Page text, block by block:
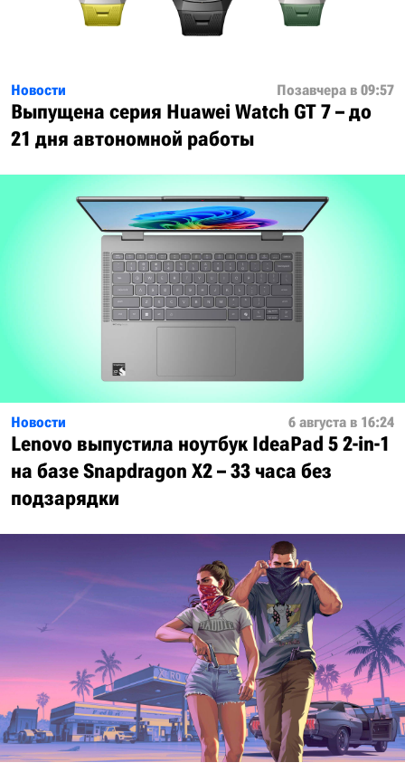
Новости Позавчера в 09:57
Выпущена серия Huawei Watch GT 7 – до
21 дня автономной работы
Новости 6 августа в 16:24
Lenovo выпустила ноутбук IdeaPad 5 2-in-1
на базе Snapdragon X2 – 33 часа без
подзарядки